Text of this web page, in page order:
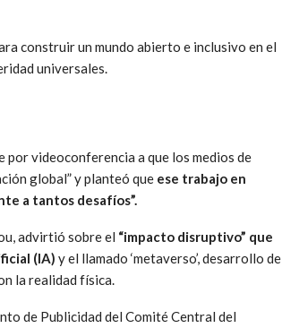
construir un mundo abierto e inclusivo en el
universales.
por videoconferencia a que los medios de
global” y planteó que ese trabajo en
a tantos desafíos”.
advirtió sobre el “impacto disruptivo” que
(IA) y el llamado ‘metaverso’, desarrollo de
la realidad física.
de Publicidad del Comité Central del